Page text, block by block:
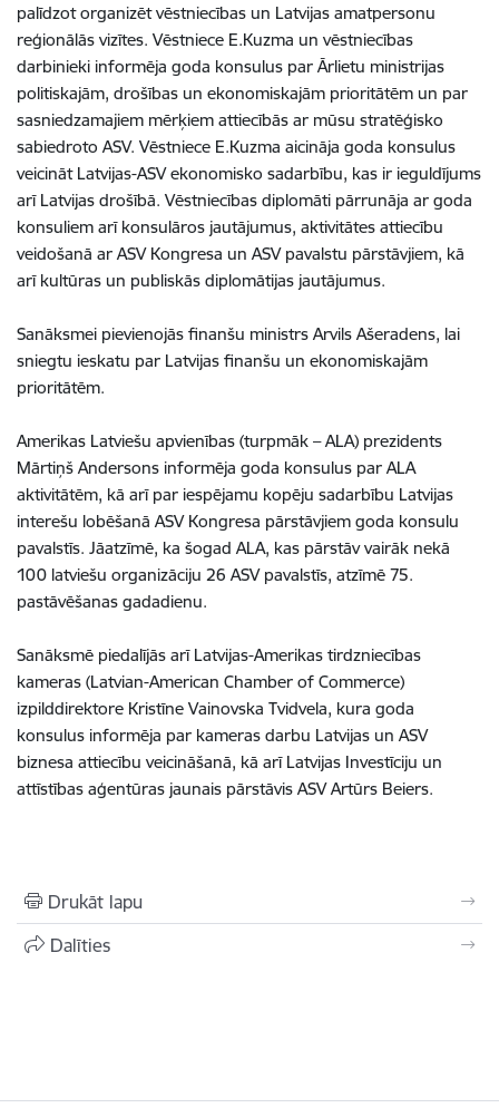
palīdzot organizēt vēstniecības un Latvijas amatpersonu
reģionālās vizītes. Vēstniece E.Kuzma un vēstniecības
darbinieki informēja goda konsulus par Ārlietu ministrijas
politiskajām, drošības un ekonomiskajām prioritātēm un par
sasniedzamajiem mērķiem attiecībās ar mūsu stratēģisko
sabiedroto ASV. Vēstniece E.Kuzma aicināja goda konsulus
veicināt Latvijas-ASV ekonomisko sadarbību, kas ir ieguldījums
arī Latvijas drošībā. Vēstniecības diplomāti pārrunāja ar goda
konsuliem arī konsulāros jautājumus, aktivitātes attiecību
veidošanā ar ASV Kongresa un ASV pavalstu pārstāvjiem, kā
arī kultūras un publiskās diplomātijas jautājumus.
Sanāksmei pievienojās finanšu ministrs Arvils Ašeradens, lai
sniegtu ieskatu par Latvijas finanšu un ekonomiskajām
prioritātēm.
Amerikas Latviešu apvienības (turpmāk – ALA) prezidents
Mārtiņš Andersons informēja goda konsulus par ALA
aktivitātēm, kā arī par iespējamu kopēju sadarbību Latvijas
interešu lobēšanā ASV Kongresa pārstāvjiem goda konsulu
pavalstīs. Jāatzīmē, ka šogad ALA, kas pārstāv vairāk nekā
100 latviešu organizāciju 26 ASV pavalstīs, atzīmē 75.
pastāvēšanas gadadienu.
Sanāksmē piedalījās arī Latvijas-Amerikas tirdzniecības
kameras (Latvian-American Chamber of Commerce)
izpilddirektore Kristīne Vainovska Tvidvela, kura goda
konsulus informēja par kameras darbu Latvijas un ASV
biznesa attiecību veicināšanā, kā arī Latvijas Investīciju un
attīstības aģentūras jaunais pārstāvis ASV Artūrs Beiers.
Drukāt lapu
Dalīties